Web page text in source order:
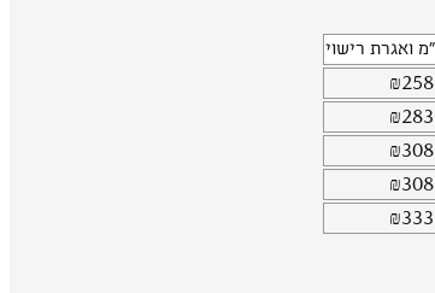
ואגרת רישוי
₪
₪
₪
₪
₪